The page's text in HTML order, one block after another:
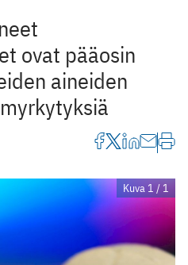
ovat pääosin
aineiden
Kuva 1 / 1